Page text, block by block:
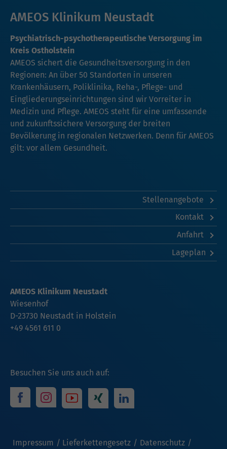
AMEOS Klinikum Neustadt
Psychiatrisch-psychotherapeutische Versorgung im
Kreis Ostholstein
AMEOS sichert die Gesundheitsversorgung in den
Regionen: An über 50 Standorten in unseren
Krankenhäusern, Poliklinika, Reha-, Pflege- und
Eingliederungseinrichtungen sind wir Vorreiter in
Medizin und Pflege. AMEOS steht für eine umfassende
und zukunftssichere Versorgung der breiten
Bevölkerung in regionalen Netzwerken. Denn für AMEOS
gilt: vor allem Gesundheit.
Stellenangebote
Kontakt
Anfahrt
Lageplan
Besuchen Sie uns auch auf:
Impressum Lieferkettengesetz Datenschutz
AMEOS Klinikum Neustadt
Wiesenhof
D-23730 Neustadt in Holstein
+49 4561 611 0